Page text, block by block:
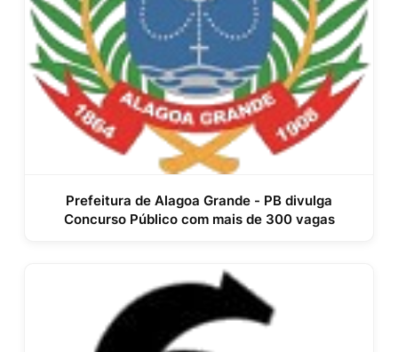
Prefeitura de Alagoa Grande - PB divulga
Concurso Público com mais de 300 vagas